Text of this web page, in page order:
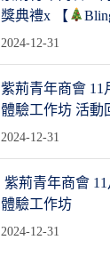
獎典禮x 【
2024-12-31
紫荊青年商會
體驗工作坊 活動
2024-12-31
紫荊青年商會
體驗工作坊
2024-12-31